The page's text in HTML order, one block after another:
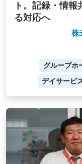
ト。記録・情
る対応へ
株
グループホ
デイサービ